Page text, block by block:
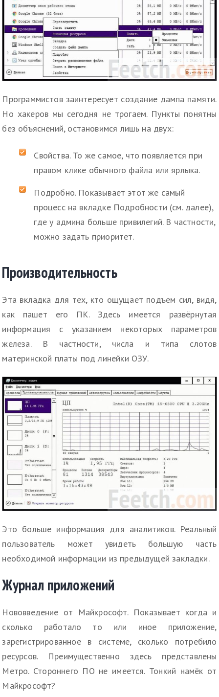
Программистов заинтересует создание дампа памяти.
Но хакеров мы сегодня не трогаем. Пункты понятны
без объяснений, остановимся лишь на двух:
Свойства. То же самое, что появляется при
правом клике обычного файла или ярлыка.
Подробно. Показывает этот же самый
процесс на вкладке Подробности (см. далее),
где у админа больше привилегий. В частности,
можно задать приоритет.
Производительность
Эта вкладка для тех, кто ощущает подъем сил, видя,
как пашет его ПК. Здесь имеется развёрнутая
информация с указанием некоторых параметров
железа. В частности, числа и типа слотов
материнской платы под линейки ОЗУ.
Это больше информация для аналитиков. Реальный
пользователь может увидеть большую часть
необходимой информации из предыдущей закладки.
Журнал приложений
Нововведение от Майкрософт. Показывает когда и
сколько работало то или иное приложение,
зарегистрированное в системе, сколько потребило
ресурсов. Преимущественно здесь представлены
Метро. Стороннего ПО не имеется. Тонкий намёк от
Майкрософт?